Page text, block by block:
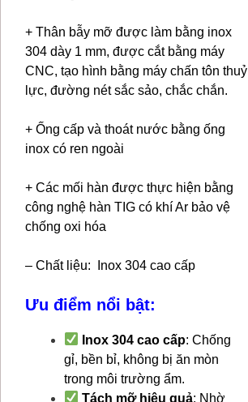
+ Thân bẫy mỡ được làm bằng inox
304 dày 1 mm, được cắt bằng máy
CNC, tạo hình bằng máy chấn tôn thuỷ
lực, đường nét sắc sảo, chắc chắn.
+ Ống cấp và thoát nước bằng ống
inox có ren ngoài
+ Các mối hàn được thực hiện bằng
công nghệ hàn TIG có khí Ar bảo vệ
chống oxi hóa
– Chất liệu: Inox 304 cao cấp
Ưu điểm nổi bật:
Inox 304 cao cấp: Chống
gỉ, bền bỉ, không bị ăn mòn
trong môi trường ẩm.
Tách mỡ hiệu quả: Nhờ